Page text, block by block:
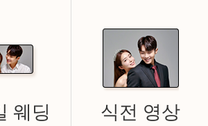
웨딩
식전 영상